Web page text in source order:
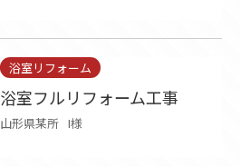
浴室リフォーム
浴室フルリフォーム工事
山形県某所 I様